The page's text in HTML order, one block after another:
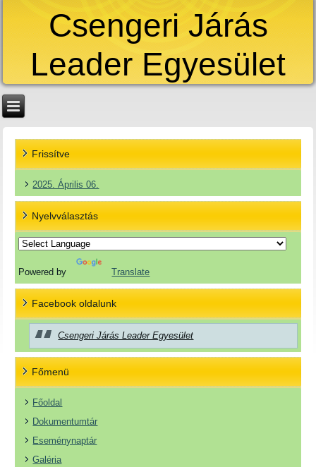
Csengeri Járás
Leader Egyesület
Frissítve
2025. Április 06.
Nyelvválasztás
Powered by Translate
Facebook oldalunk
Csengeri Járás Leader Egyesület
Főmenü
Főoldal
Dokumentumtár
Eseménynaptár
Galéria